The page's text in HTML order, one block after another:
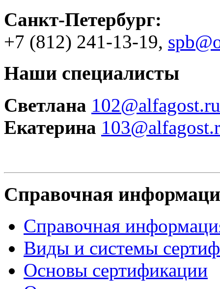
Санкт-Петербург:
+7 (812) 241-13-19,
Наши специалисты
Светлана 102@alfagost.ru
Екатерина
Справочная
Справочная
Виды и системы
Основы сертификации